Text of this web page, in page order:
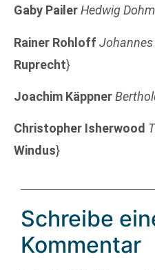
Gaby PailerHedwig Dohm
Rainer Rohloff Johannes
Ruprecht}
Joachim Käppner
Christopher Isherwood
Windus}
Schreibe
Kommentar